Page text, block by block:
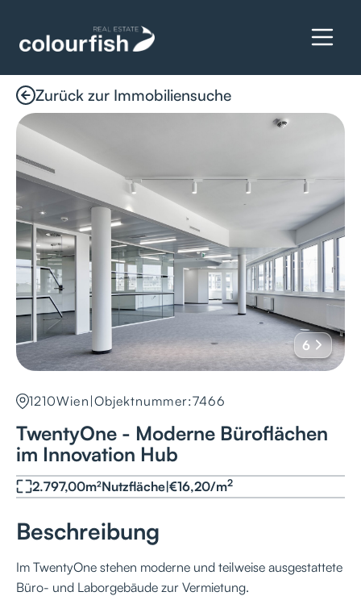
Zurück zur Immobiliensuche
6
1210Wien |Objektnummer:7466
TwentyOne - Moderne Büroflächen
im Innovation Hub
2.797,00m²Nutzfläche|€16,20/m2
Beschreibung
Im TwentyOne stehen moderne und teilweise ausgestattete
Büro- und Laborgebäude zur Vermietung.
Details anfragen